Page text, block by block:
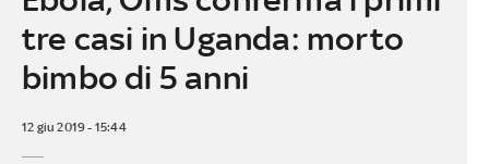
tre casi in Uganda: morto
bimbo di 5 anni
12 giu 2019 - 15:44